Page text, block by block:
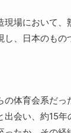
現場において、
、日本のもの
の体育会系だっ
出会い、約15年